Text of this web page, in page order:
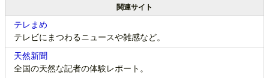
関連サイト
テレまめ
テレビにまつわるニュースや雑感など。
天然新聞
全国の天然な記者の体験レポート。